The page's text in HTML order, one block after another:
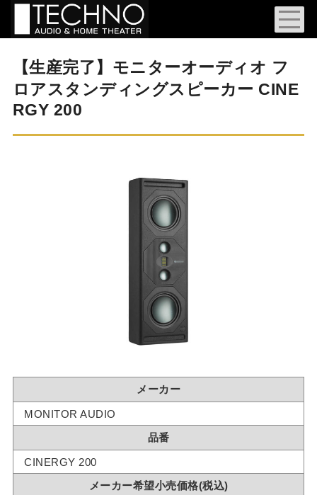
【生産完了】モニターオーディオ フ
ロアスタンディングスピーカー CINE
RGY 200
メーカー
MONITOR AUDIO
品番
CINERGY 200
メーカー希望小売価格(税込)